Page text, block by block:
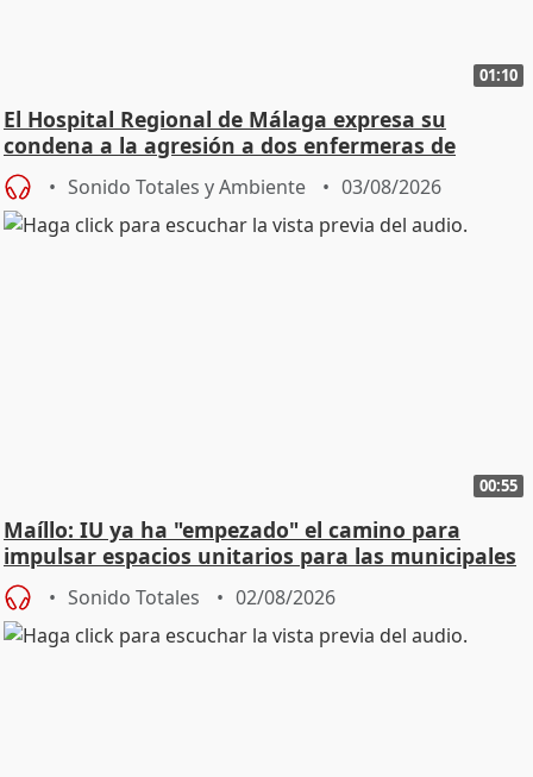
01:10
El Hospital Regional de Málaga expresa su
condena a la agresión a dos enfermeras de
Urgencias
Sonido Totales y Ambiente 03/08/2026
00:55
Maíllo: IU ya ha "empezado" el camino para
impulsar espacios unitarios para las municipales
Sonido Totales 02/08/2026